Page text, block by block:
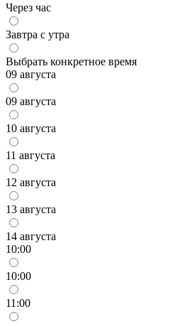
Через час
Завтра с утра
Выбрать конкретное время
09 августа
09 августа
10 августа
11 августа
12 августа
13 августа
14 августа
10:00
10:00
11:00